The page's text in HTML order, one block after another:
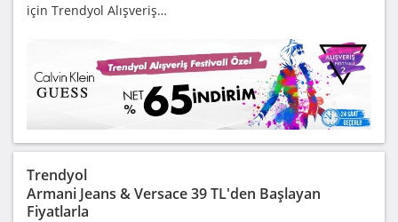
için Trendyol Alışveriş…
Trendyol
Armani Jeans & Versace 39 TL'den Başlayan
Fiyatlarla